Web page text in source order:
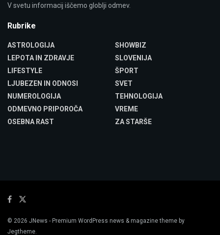
V svetu informacij iščemo globlji odmev.
Rubrike
ASTROLOGIJA
LEPOTA IN ZDRAVJE
LIFESTYLE
LJUBEZEN IN ODNOSI
NUMEROLOGIJA
ODMEVNO PRIPOROČA
OSEBNA RAST
SHOWBIZ
SLOVENIJA
ŠPORT
SVET
TEHNOLOGIJA
VREME
ZA STARŠE
© 2026 JNews - Premium WordPress news & magazine theme by
Jegtheme.